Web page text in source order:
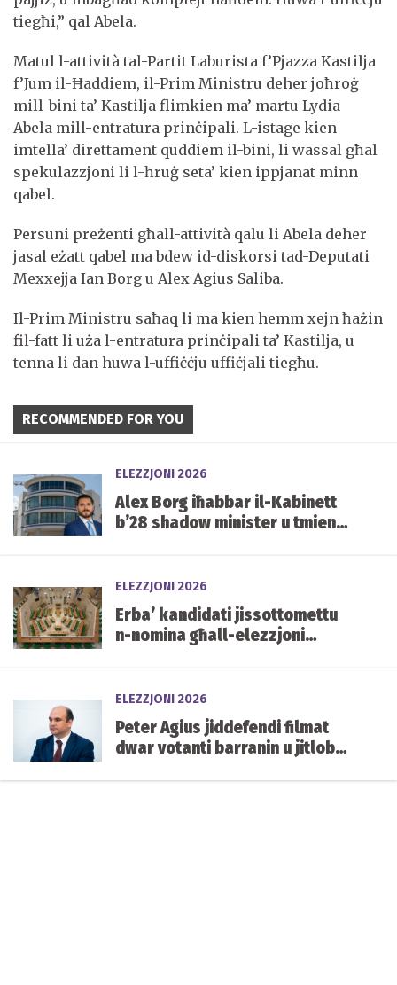
tiegħi,” qal Abela.
Matul l-attività tal-Partit Laburista f’Pjazza Kastilja
f’Jum il-Ħaddiem, il-Prim Ministru deher joħroġ
mill-bini ta’ Kastilja flimkien ma’ martu Lydia
Abela mill-entratura prinċipali. L-istage kien
imtella’ direttament quddiem il-bini, li wassal għal
spekulazzjoni li l-ħruġ seta’ kien ippjanat minn
qabel.
Persuni preżenti għall-attività qalu li Abela deher
jasal eżatt qabel ma bdew id-diskorsi tad-Deputati
Mexxejja Ian Borg u Alex Agius Saliba.
Il-Prim Ministru saħaq li ma kien hemm xejn ħażin
fil-fatt li uża l-entratura prinċipali ta’ Kastilja, u
tenna li dan huwa l-uffiċċju uffiċjali tiegħu.
RECOMMENDED FOR YOU
ELEZZJONI 2026
Alex Borg iħabbar il-Kabinett
b’28 shadow minister u tmien
ELEZZJONI 2026
Erba’ kandidati jissottomettu
n-nomina għall-elezzjoni
ELEZZJONI 2026
Peter Agius jiddefendi filmat
dwar votanti barranin u jitlob